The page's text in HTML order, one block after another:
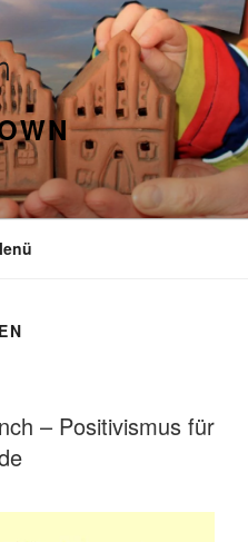
– Positivismus für